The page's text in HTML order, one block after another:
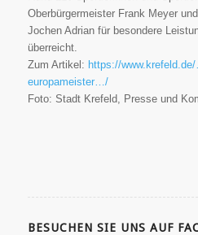
Oberbürgermeister Frank Meyer
Jochen Adrian für besondere
überreicht.
Zum Artikel: https://
europameister…/
Foto: Stadt Krefeld, Presse und
BESUCHEN SIE UNS AUF